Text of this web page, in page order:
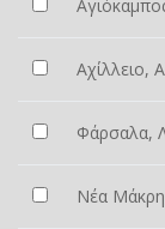
Αχίλλειο,
Φάρσαλα,
Νέα